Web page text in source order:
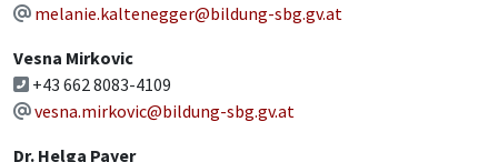
melanie.kaltenegger@bildung-sbg.gv.at
Vesna Mirkovic
+43 662 8083-4109
vesna.mirkovic@bildung-sbg.gv.at
Dr. Helga Payer